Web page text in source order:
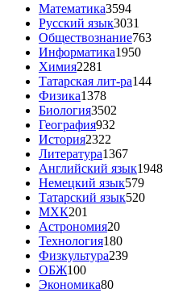
Математика3594
Русский язык3031
Обществознание763
Информатика1950
Химия2281
Татарская лит-ра144
Физика1378
Биология3502
География932
История2322
Литература1367
Английский язык1948
Немецкий язык579
Татарский язык520
МХК201
Астрономия20
Технология180
Физкультура239
ОБЖ100
Экономика80